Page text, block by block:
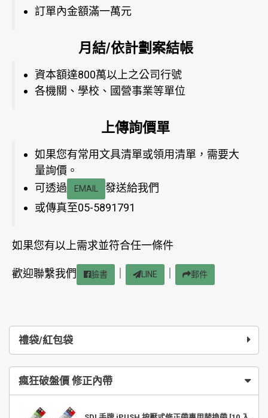
禮袋/紅包袋
瘋狂破盤價 修正內帶
訂單內金額滿一萬元
月結/依計劃案結帳
資本額達800萬以上之公司行號
各機關、學校、國營事業等單位
上傳詢價單
如果您有常用文具清單或領用清單，需要大
量詢價。
可透過
EMAIL
發送給我們
或傳真至05-5891791
如果您有以上需求並符合任一條件
歡迎聯繫我們 臉書 LINE 郵件